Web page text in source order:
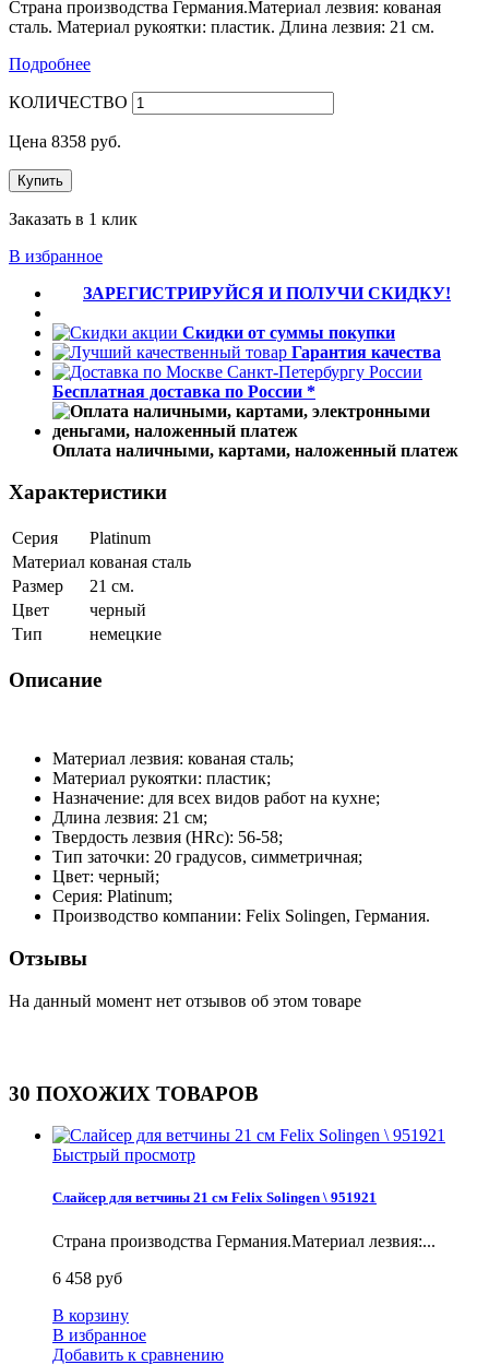
Страна производства Германия.Материал лезвия: кованая
сталь. Материал рукоятки: пластик. Длина лезвия: 21 см.
Подробнее
КОЛИЧЕСТВО
Цена 8358 руб.
Купить
Заказать в 1 клик
В избранное
ЗАРЕГИСТРИРУЙСЯ И ПОЛУЧИ СКИДКУ!
Скидки от суммы покупки
Гарантия качества
Бесплатная доставка по России *
Оплата наличными, картами, наложенный платеж
Характеристики
Серия
Platinum
Материал кованая сталь
Размер
21 см.
Цвет
черный
Тип
немецкие
Описание
Материал лезвия: кованая сталь;
Материал рукоятки: пластик;
Назначение: для всех видов работ на кухне;
Длина лезвия: 21 см;
Твердость лезвия (HRc): 56-58;
Тип заточки: 20 градусов, симметричная;
Цвет: черный;
Серия: Platinum;
Производство компании: Felix Solingen, Германия.
Отзывы
На данный момент нет отзывов об этом товаре
30 ПОХОЖИХ ТОВАРОВ
Быстрый просмотр
Слайсер для ветчины 21 см Felix Solingen \ 951921
Страна производства Германия.Материал лезвия:...
6 458 руб
В корзину
В избранное
Добавить к сравнению